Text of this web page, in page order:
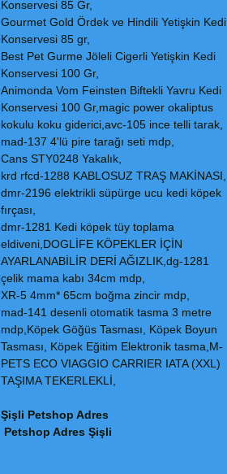
Konservesi 85 Gr,
Gourmet Gold Ördek ve Hindili Yetişkin Kedi
Konservesi 85 gr,
Best Pet Gurme Jöleli Cigerli Yetişkin Kedi
Konservesi 100 Gr,
Animonda Vom Feinsten Biftekli Yavru Kedi
Konservesi 100 Gr,magic power okaliptus
kokulu koku giderici,avc-105 ince telli tarak,
mad-137 4'lü pire tarağı seti mdp,
Cans STY0248 Yakalık,
krd rfcd-1288 KABLOSUZ TRAŞ MAKİNASI,
dmr-2196 elektrikli süpürge ucu kedi köpek
fırçası,
dmr-1281 Kedi köpek tüy toplama
eldiveni,DOGLİFE KÖPEKLER İÇİN
AYARLANABİLİR DERİ AĞIZLIK,dg-1281
çelik mama kabı 34cm mdp,
XR-5 4mm* 65cm boğma zincir mdp,
mad-141 desenli otomatik tasma 3 metre
mdp,Köpek Göğüs Tasması, Köpek Boyun
Tasması, Köpek Eğitim Elektronik tasma,M-
PETS ECO VIAGGIO CARRIER IATA (XXL)
TAŞIMA TEKERLEKLİ,
Şişli Petshop Adres
Petshop Adres Şişli